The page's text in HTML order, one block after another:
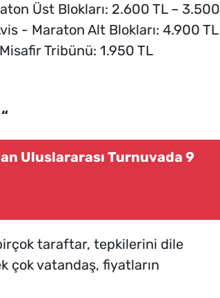
Üst Blokları: 2.600 TL – 3.500
- Maraton Alt Blokları: 4.900 TL
Tribünü: 1.950 TL
Uluslararası Turnuvada 9
birçok taraftar, tepkilerini dile
çok vatandaş, fiyatların